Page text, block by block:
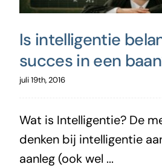
Is intelligentie
succes in een
juli 19th, 2016
Wat is Intelligentie? De
denken bij intelligentie
aanleg (ook wel ...